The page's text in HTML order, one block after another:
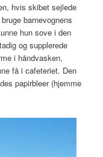
hvis skibet sejlede
barnevognens
hun sove i den
og supplerede
i håndvasken,
få i cafeteriet. Den
papirbleer (hjemme